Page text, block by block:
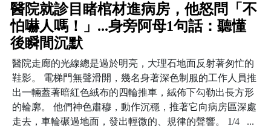
醫院就診目睹棺材進病房，他怒問「不
怕嚇人嗎！」...身旁阿母1句話：聽懂
後瞬間沉默
醫院走廊的光線總是過於明亮，大理石地面反射著匆忙的
鞋影。 電梯門無聲滑開，幾名身著深色制服的工作人員推
出一輛蓋著暗紅色絨布的四輪推車，絨佈下勾勒出長方形
的輪廓。 他們神色肅穆，動作沉穩，推著它向病房區深處
走去，車輪碾過地面，發出輕微的、規律的聲響。 1/4 ...